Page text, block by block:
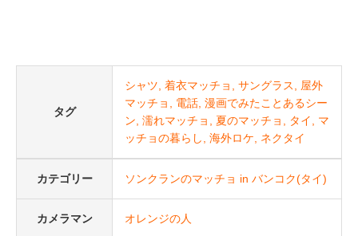
タグ
シャツ 着衣マッチョ サングラス
屋外
マッチョ
電話 漫画でみたことあるシー
ン 濡れマッチョ 夏のマッチョ タイ
マ
ッチョの暮らし
海外ロケ ネクタイ
カテゴリー ソンクランのマッチョ in バンコク(タイ)
カメラマン オレンジの人